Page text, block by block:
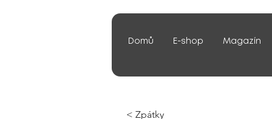
Domů E-shop Magazín
< Zpátky